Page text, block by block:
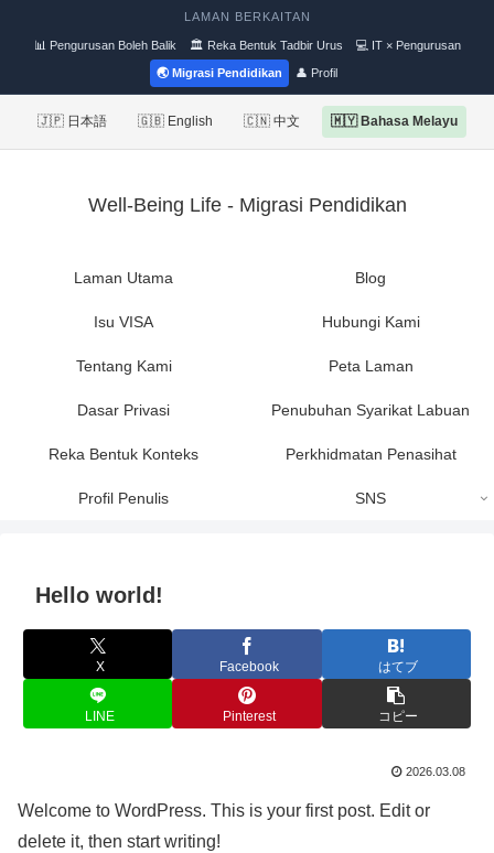
LAMAN BERKAITAN
📊 Pengurusan Boleh Balik 🏛 Reka Bentuk Tadbir Urus 💻 IT × Pengurusan
🌏 Migrasi Pendidikan 👤 Profil
🇯🇵 日本語 🇬🇧 English 🇨🇳 中文 🇲🇾 Bahasa Melayu
Well-Being Life - Migrasi Pendidikan
Laman Utama Blog
Isu VISA Hubungi Kami
Tentang Kami Peta Laman
Dasar Privasi Penubuhan Syarikat Labuan
Reka Bentuk Konteks Perkhidmatan Penasihat
Profil Penulis SNS
Hello world!
X Facebook はてブ
LINE Pinterest コピー
2026.03.08
Welcome to WordPress. This is your first post. Edit or
delete it, then start writing!